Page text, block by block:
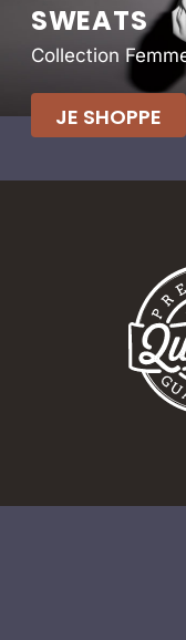
SWEATS
Collection
JE SHOPPE